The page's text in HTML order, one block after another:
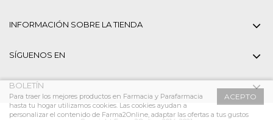
INFORMACIÓN SOBRE LA TIENDA
SÍGUENOS EN
BOLETÍN
ACEPTO
Para traer los mejores productos en Farmacia y Parafarmacia
hasta tu hogar utilizamos cookies. Las cookies ayudan a
personalizar el contenido de Farma2Online, adaptar las ofertas a tus gustos